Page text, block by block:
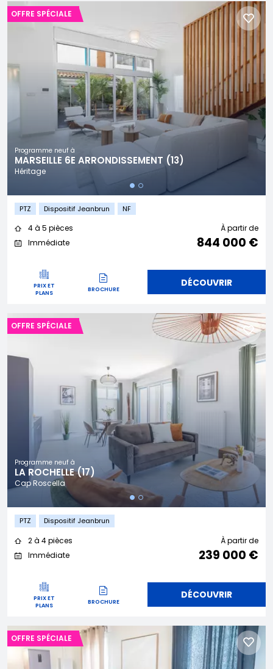
Programme neuf à
MARSEILLE 6E ARRONDISSEMENT (13)
Héritage
OFFRE SPÉCIALE
PTZ Dispositif Jeanbrun NF
4 à 5 pièces
Immédiate
À partir de
844 000 €
PRIX ET
PLANS
BROCHURE
DÉCOUVRIR
Programme neuf à
LA ROCHELLE (17)
Cap Roscella
OFFRE SPÉCIALE
PTZ Dispositif Jeanbrun
2 à 4 pièces
Immédiate
À partir de
239 000 €
PRIX ET
PLANS
BROCHURE
DÉCOUVRIR
OFFRE SPÉCIALE